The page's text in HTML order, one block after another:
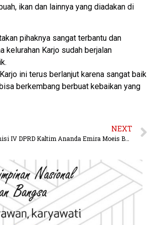
ikan dan lainnya yang diadakan di
pihaknya sangat terbantu dan
kelurahan Karjo sudah berjalan
ini terus berlanjut karena sangat baik
berkembang berbuat kebaikan yang
NEXT
Anggota Komisi IV DPRD Kaltim Ananda Emira Moeis Beri Apresiasi Pemprov Kaltim Atas Peningkatan Anggaran Beasiswa.